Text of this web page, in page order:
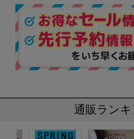
通販ラン